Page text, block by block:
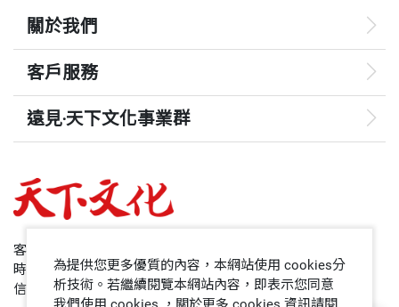
關於我們
客戶服務
遠見‧天下文化事業群
哈佛商業評論
領導影響力學院
客服專線：+886 2 2662-0012
時間：週一~週五9:00~12:30;13:30~17:00
信箱：service@cwgv.com.tw
為提供您更多優質的內容，本網站使用 cookies分
析技術。若繼續閱覽本網站內容，即表示您同意